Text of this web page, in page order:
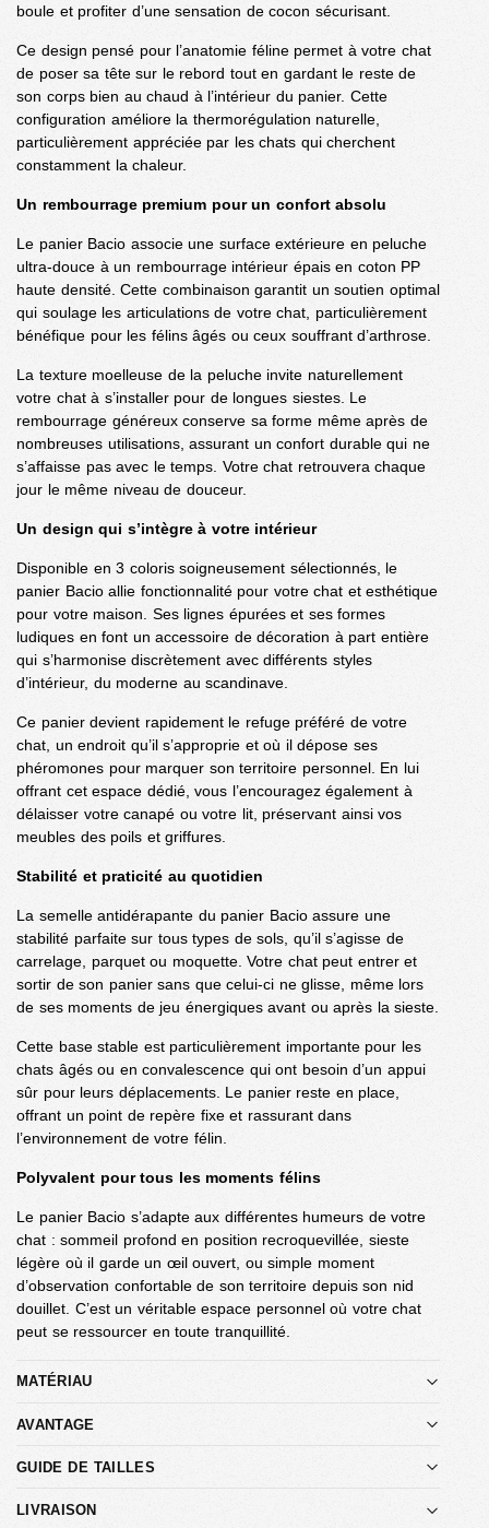
boule et profiter d’une sensation de cocon sécurisant.
Ce design pensé pour l’anatomie féline permet à votre chat
de poser sa tête sur le rebord tout en gardant le reste de
son corps bien au chaud à l’intérieur du panier. Cette
configuration améliore la thermorégulation naturelle,
particulièrement appréciée par les chats qui cherchent
constamment la chaleur.
Un rembourrage premium pour un confort absolu
Le panier Bacio associe une surface extérieure en peluche
ultra-douce à un rembourrage intérieur épais en coton PP
haute densité. Cette combinaison garantit un soutien optimal
qui soulage les articulations de votre chat, particulièrement
bénéfique pour les félins âgés ou ceux souffrant d’arthrose.
La texture moelleuse de la peluche invite naturellement
votre chat à s’installer pour de longues siestes. Le
rembourrage généreux conserve sa forme même après de
nombreuses utilisations, assurant un confort durable qui ne
s’affaisse pas avec le temps. Votre chat retrouvera chaque
jour le même niveau de douceur.
Un design qui s’intègre à votre intérieur
Disponible en 3 coloris soigneusement sélectionnés, le
panier Bacio allie fonctionnalité pour votre chat et esthétique
pour votre maison. Ses lignes épurées et ses formes
ludiques en font un accessoire de décoration à part entière
qui s’harmonise discrètement avec différents styles
d’intérieur, du moderne au scandinave.
Ce panier devient rapidement le refuge préféré de votre
chat, un endroit qu’il s’approprie et où il dépose ses
phéromones pour marquer son territoire personnel. En lui
offrant cet espace dédié, vous l’encouragez également à
délaisser votre canapé ou votre lit, préservant ainsi vos
meubles des poils et griffures.
Stabilité et praticité au quotidien
La semelle antidérapante du panier Bacio assure une
stabilité parfaite sur tous types de sols, qu’il s’agisse de
carrelage, parquet ou moquette. Votre chat peut entrer et
sortir de son panier sans que celui-ci ne glisse, même lors
de ses moments de jeu énergiques avant ou après la sieste.
Cette base stable est particulièrement importante pour les
chats âgés ou en convalescence qui ont besoin d’un appui
sûr pour leurs déplacements. Le panier reste en place,
offrant un point de repère fixe et rassurant dans
l’environnement de votre félin.
Polyvalent pour tous les moments félins
Le panier Bacio s’adapte aux différentes humeurs de votre
chat : sommeil profond en position recroquevillée, sieste
légère où il garde un œil ouvert, ou simple moment
d’observation confortable de son territoire depuis son nid
douillet. C’est un véritable espace personnel où votre chat
peut se ressourcer en toute tranquillité.
MATÉRIAU
AVANTAGE
GUIDE DE TAILLES
LIVRAISON